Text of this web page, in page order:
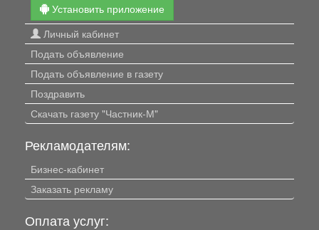
Установить приложение
Личный кабинет
Подать объявление
Подать объявление в газету
Поздравить
Скачать газету "Частник-М"
Рекламодателям:
Бизнес-кабинет
Заказать рекламу
Оплата услуг: